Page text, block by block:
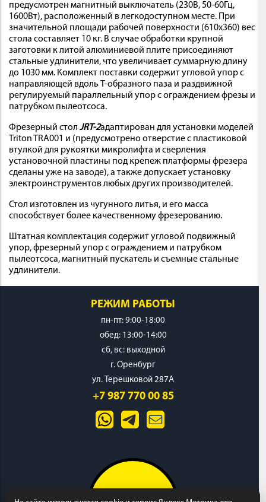
предусмотрен магнитный выключатель (230В, 50-60Гц,
1600Вт), расположенный в легкодоступном месте. При
значительной площади рабочей поверхности (610х360) вес
стола составляет 10 кг. В случае обработки крупной
заготовки к литой алюминиевой плите присоединяют
стальные удлинители, что увеличивает суммарную длину
до 1030 мм. Комплект поставки содержит угловой упор с
направляющей вдоль Т-образного паза и раздвижной
регулируемый параллельный упор с ограждением фрезы и
патрубком пылеотсоса.
Фрезерный стол JRT-2адаптирован для установки моделей
Triton TRA001 и (предусмотрено отверстие с пластиковой
втулкой для рукоятки микролифта и сверления
установочной пластины под крепеж платформы фрезера
сделаны уже на заводе), а также допускает установку
электроинструментов любых других производителей.
Стол изготовлен из чугунного литья, и его масса
способствует более качественному фрезерованию.
Штатная комплектация содержит угловой подвижный
упор, фрезерный упор с ограждением и патрубком
пылеотсоса, магнитный пускатель и съемные стальные
удлинители.
РЕЖИМ РАБОТЫ
пн-пт: 9:00-18:00
обед: 13:00-14:00
cб, вс: выходной
г. Оренбург
ул. Терешковой 287А
+7 987 770 00 85